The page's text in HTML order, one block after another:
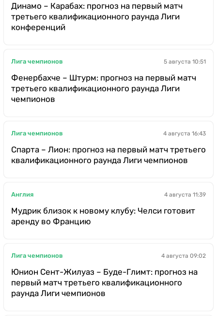
Динамо – Карабах: прогноз на первый матч
третьего квалификационного раунда Лиги
конференций
Лига чемпионов 5 августа 10:51
Фенербахче – Штурм: прогноз на первый матч
третьего квалификационного раунда Лиги
чемпионов
Лига чемпионов 4 августа 16:43
Спарта – Лион: прогноз на первый матч третьего
квалификационного раунда Лиги чемпионов
Англия 4 августа 11:39
Мудрик близок к новому клубу: Челси готовит
аренду во Францию
Лига чемпионов 4 августа 09:02
Юнион Сент-Жилуаз – Буде-Глимт: прогноз на
первый матч третьего квалификационного
раунда Лиги чемпионов